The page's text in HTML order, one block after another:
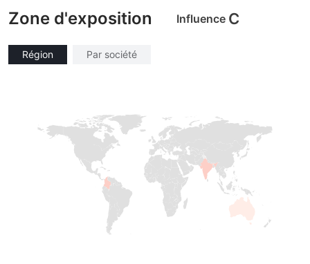
Zone d'exposition Influence C
Région Par société